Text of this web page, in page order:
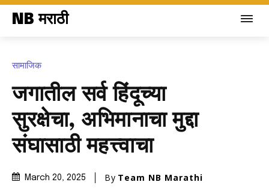
NB मराठी
सामाजिक
जगातील सर्व हिंदूच्या
सुरक्षेचा, अभिमानाचा मुद्दा
संघासाठी महत्त्वाचा
March 20, 2025 By Team NB Marathi